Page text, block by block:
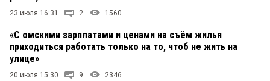
23 июля 16:31 2 1560
«С омскими зарплатами и ценами на съём жилья
приходиться работать только на то, чтоб не жить на
улице»
20 июля 15:30 9 2346